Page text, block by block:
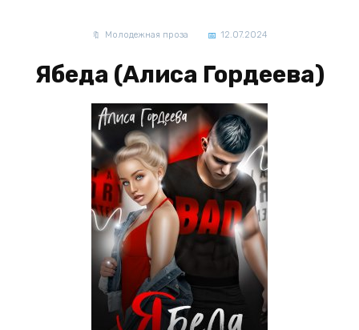
Молодежная проза 12.07.2024
Ябеда (Алиса Гордеева)